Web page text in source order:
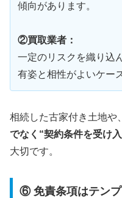
傾向があります。
②買取業者：
一定のリスクを織り込
有姿と相性がよいケー
相続した古家付き土地や
でなく“契約条件を受け
大切です。
⑥ 免責条項はテン